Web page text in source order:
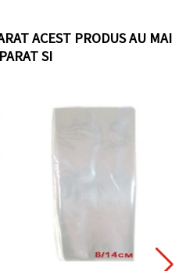
ACEST PRODUS AU MAI
SI